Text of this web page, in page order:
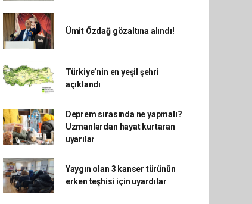
Ümit Özdağ gözaltına alındı!
Türkiye’nin en yeşil şehri
açıklandı
Deprem sırasında ne yapmalı?
Uzmanlardan hayat kurtaran
uyarılar
Yaygın olan 3 kanser türünün
erken teşhisi için uyardılar